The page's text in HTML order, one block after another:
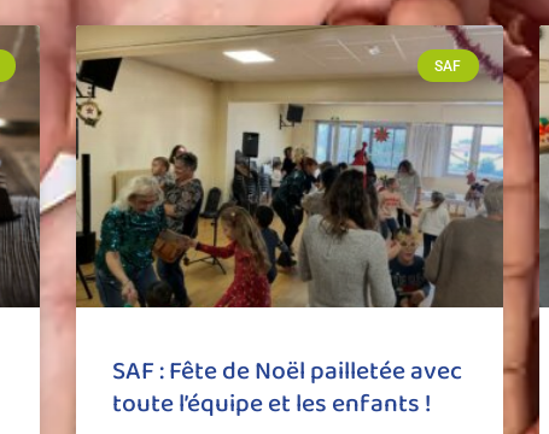
SAF
SAF : Fête de Noël pailletée avec
toute l’équipe et les enfants !